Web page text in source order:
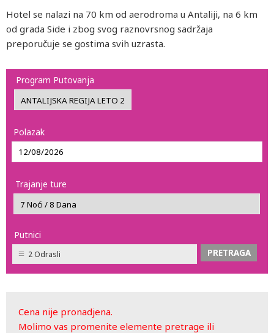
Hotel se nalazi na 70 km od aerodroma u Antaliji, na 6 km
od grada Side i zbog svog raznovrsnog sadržaja
preporučuje se gostima svih uzrasta.
Program Putovanja
Polazak
Trajanje ture
Putnici
2 Odrasli
Cena nije pronadjena.
Molimo vas promenite elemente pretrage ili